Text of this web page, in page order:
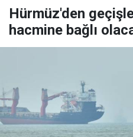
Hürmüz'den
hacmine bağlı